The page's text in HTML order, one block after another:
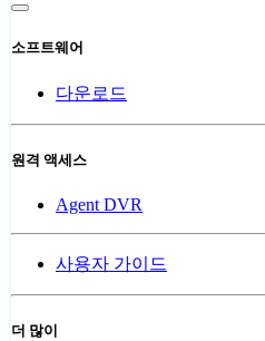
소프트웨어
다운로드
원격 액세스
Agent DVR
사용자 가이드
더 많이